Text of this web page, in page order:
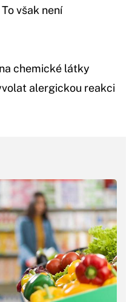
To však není
chemické látky
alergickou reakci